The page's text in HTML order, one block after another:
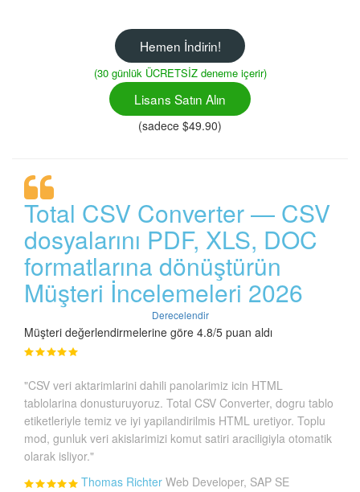
Hemen İndirin!
(30 günlük ÜCRETSİZ deneme içerir)
Lisans Satın Alın
(sadece $49.90)
Total CSV Converter — CSV
dosyalarını PDF, XLS, DOC
formatlarına dönüştürün
Müşteri İncelemeleri 2026
Derecelendir
Müşteri değerlendirmelerine göre 4.8/5 puan aldı
"CSV veri aktarimlarini dahili panolarimiz icin HTML
tablolarina donusturuyoruz. Total CSV Converter, dogru tablo
etiketleriyle temiz ve iyi yapilandirilmis HTML uretiyor. Toplu
mod, gunluk veri akislarimizi komut satiri araciligiyla otomatik
olarak isliyor."
Thomas Richter Web Developer, SAP SE